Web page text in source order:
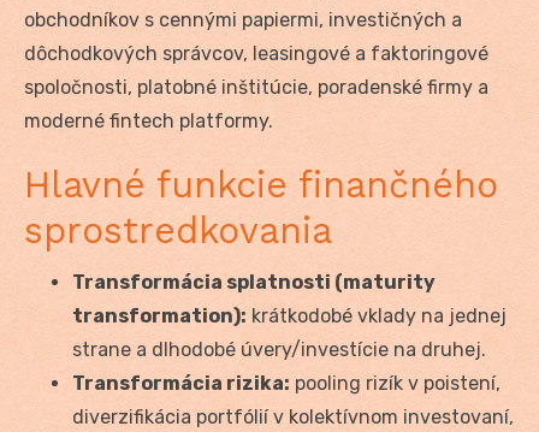
obchodníkov s cennými papiermi, investičných a
dôchodkových správcov, leasingové a faktoringové
spoločnosti, platobné inštitúcie, poradenské firmy a
moderné fintech platformy.
Hlavné funkcie finančného
sprostredkovania
Transformácia splatnosti (maturity
transformation): krátkodobé vklady na jednej
strane a dlhodobé úvery/investície na druhej.
Transformácia rizika: pooling rizík v poistení,
diverzifikácia portfólií v kolektívnom investovaní,